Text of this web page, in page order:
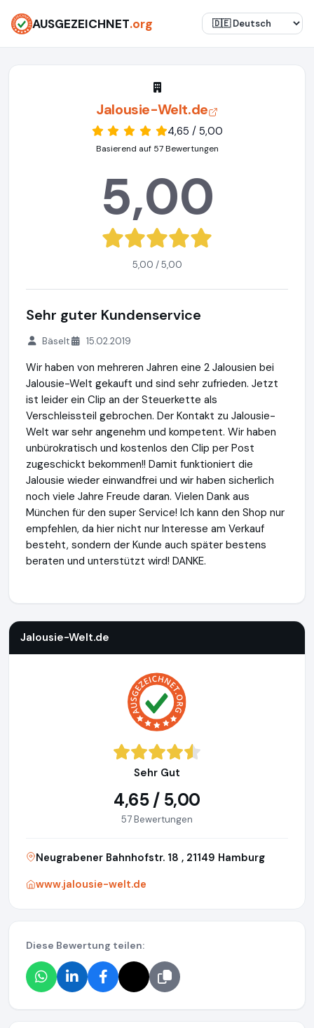
AUSGEZEICHNET.org
Jalousie-Welt.de
4,65 / 5,00
Basierend auf 57 Bewertungen
5,00
5,00 / 5,00
Sehr guter Kundenservice
Bäselt 15.02.2019
Wir haben von mehreren Jahren eine 2 Jalousien bei
Jalousie-Welt gekauft und sind sehr zufrieden. Jetzt
ist leider ein Clip an der Steuerkette als
Verschleissteil gebrochen. Der Kontakt zu Jalousie-
Welt war sehr angenehm und kompetent. Wir haben
unbürokratisch und kostenlos den Clip per Post
zugeschickt bekommen!! Damit funktioniert die
Jalousie wieder einwandfrei und wir haben sicherlich
noch viele Jahre Freude daran. Vielen Dank aus
München für den super Service! Ich kann den Shop nur
empfehlen, da hier nicht nur Interesse am Verkauf
besteht, sondern der Kunde auch später bestens
beraten und unterstützt wird! DANKE.
Jalousie-Welt.de
Sehr Gut
4,65 / 5,00
57 Bewertungen
Neugrabener Bahnhofstr. 18 , 21149 Hamburg
www.jalousie-welt.de
Diese Bewertung teilen: